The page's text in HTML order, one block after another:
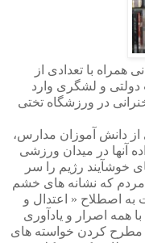
روحانی همراه با تعدادی از
دولتی و لشگری وارد
در ورزشگاه تختی
از دانش آموزان مدارس،
آنها در میدان ورزشی
خوشآیند رژیم را سر
که نشانه های خشم
به اصطلاح « اعتدال و
با همه اصرار و یادآوری
مطرح کردن خواسته های